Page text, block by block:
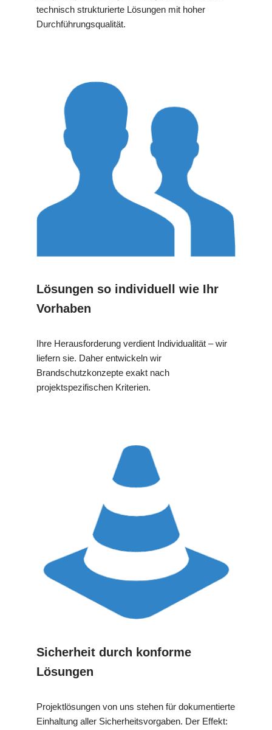
technisch strukturierte Lösungen mit hoher
Durchführungsqualität.
Lösungen so individuell wie Ihr
Vorhaben
Ihre Herausforderung verdient Individualität – wir
liefern sie. Daher entwickeln wir
Brandschutzkonzepte exakt nach
projektspezifischen Kriterien.
Sicherheit durch konforme
Lösungen
Projektlösungen von uns stehen für dokumentierte
Einhaltung aller Sicherheitsvorgaben. Der Effekt: